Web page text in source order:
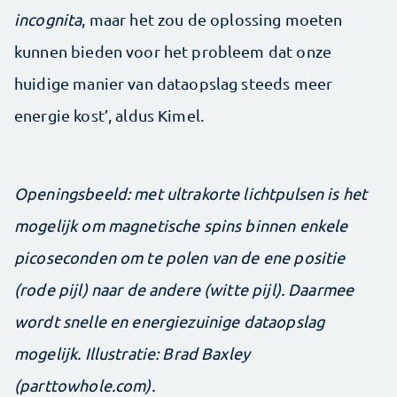
incognita, maar het zou de oplossing moeten
kunnen bieden voor het probleem dat onze
huidige manier van dataopslag steeds meer
energie kost’, aldus Kimel.
Openingsbeeld: met ultrakorte lichtpulsen is het
mogelijk om magnetische spins binnen enkele
picoseconden om te polen van de ene positie
(rode pijl) naar de andere (witte pijl). Daarmee
wordt snelle en energiezuinige dataopslag
mogelijk. Illustratie: Brad Baxley
(parttowhole.com).